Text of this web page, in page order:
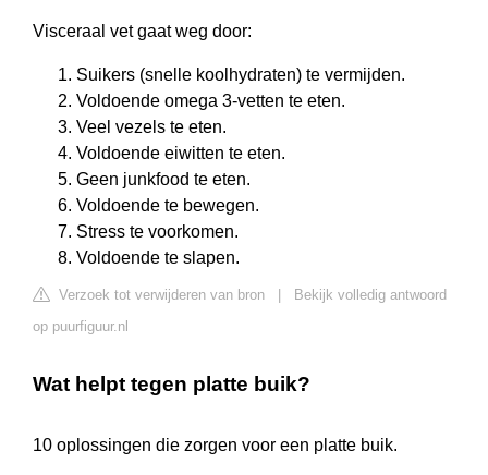
Visceraal vet gaat weg door:
Suikers (snelle koolhydraten) te vermijden.
Voldoende omega 3-vetten te eten.
Veel vezels te eten.
Voldoende eiwitten te eten.
Geen junkfood te eten.
Voldoende te bewegen.
Stress te voorkomen.
Voldoende te slapen.
Verzoek tot verwijderen van bron
Bekijk volledig antwoord
op puurfiguur.nl
Wat helpt tegen platte buik?
10 oplossingen die zorgen voor een platte buik.